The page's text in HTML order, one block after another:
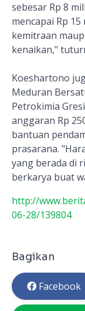
sebesar Rp 8
mencapai Rp
kemitraan
kenaikan,"
Koeshartono
Meduran
Petrokimia
anggaran Rp
bantuan
prasarana.
yang berada di
berkarya buat
http://
06-28/139804
Bagikan
Facebook